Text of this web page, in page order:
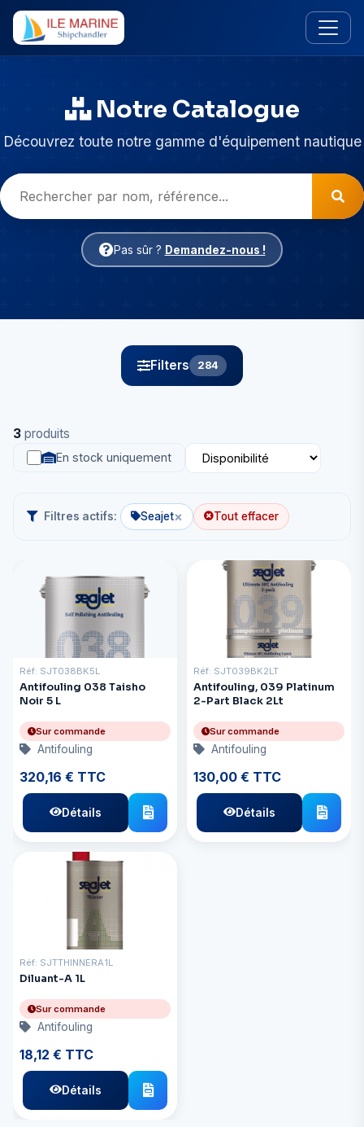
Notre Catalogue
Découvrez toute notre gamme d'équipement nautique
Pas sûr ? Demandez-nous !
Filters 284
3 produits
En stock uniquement
Filtres actifs: Seajet× Tout effacer
Réf: SJT038BK5L
Antifouling 038 Taisho
Noir 5 L
Sur commande
Antifouling
320,16 € TTC
Détails
Réf: SJT039BK2LT
Antifouling, 039 Platinum
2-Part Black 2Lt
Sur commande
Antifouling
130,00 € TTC
Détails
Réf: SJTTHINNERA1L
Diluant-A 1L
Sur commande
Antifouling
18,12 € TTC
Détails